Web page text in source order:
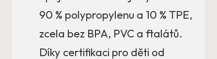
90 % polypropylenu a 10 % TPE,
zcela bez BPA, PVC a ftalátů.
Díky certifikaci pro děti od